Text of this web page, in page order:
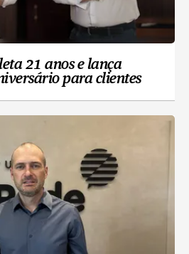
21 anos e lança
para clientes